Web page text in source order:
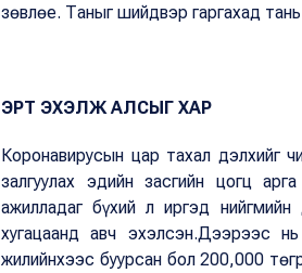
зөвлөе. Таныг шийдвэр гаргахад
ЭРТ ЭХЭЛЖ АЛСЫГ ХАР
Коронавирусын цар тахал дэлхийг
залгуулах эдийн засгийн цогц
ажилладаг бүхий л иргэд
хугацаанд авч эхэлсэн.Дээрээс
жилийнхээс буурсан бол 200,000